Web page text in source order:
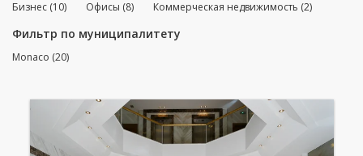
Бизнес (10) Офисы (8) Коммерческая недвижимость (2)
Фильтр по муниципалитету
Monaco (20)